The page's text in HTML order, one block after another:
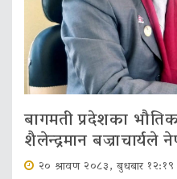
बागमती प्रदेशका भौतिक
शैलेन्द्रमान
२० श्रावण २०८३, बुधबार १२:१९